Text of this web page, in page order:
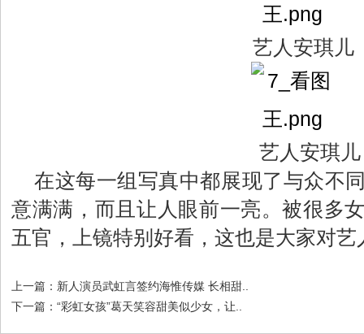
艺人安琪儿
艺人安琪儿
在这每一组写真中都展现了与众不
意满满，而且让人眼前一亮。被很多
五官，上镜特别好看，这也是大家对
上一篇： 新人演员武虹言签约海惟传媒 长相甜..
下一篇： “彩虹女孩”葛天笑容甜美似少女，让..